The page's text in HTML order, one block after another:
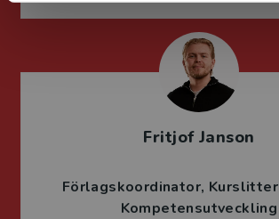
Fritjof Janson
Förlagskoordinator
Kompetensutveckling